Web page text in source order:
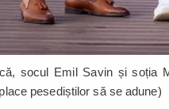
socul Emil Savin și soția
pesediștilor să se adune)